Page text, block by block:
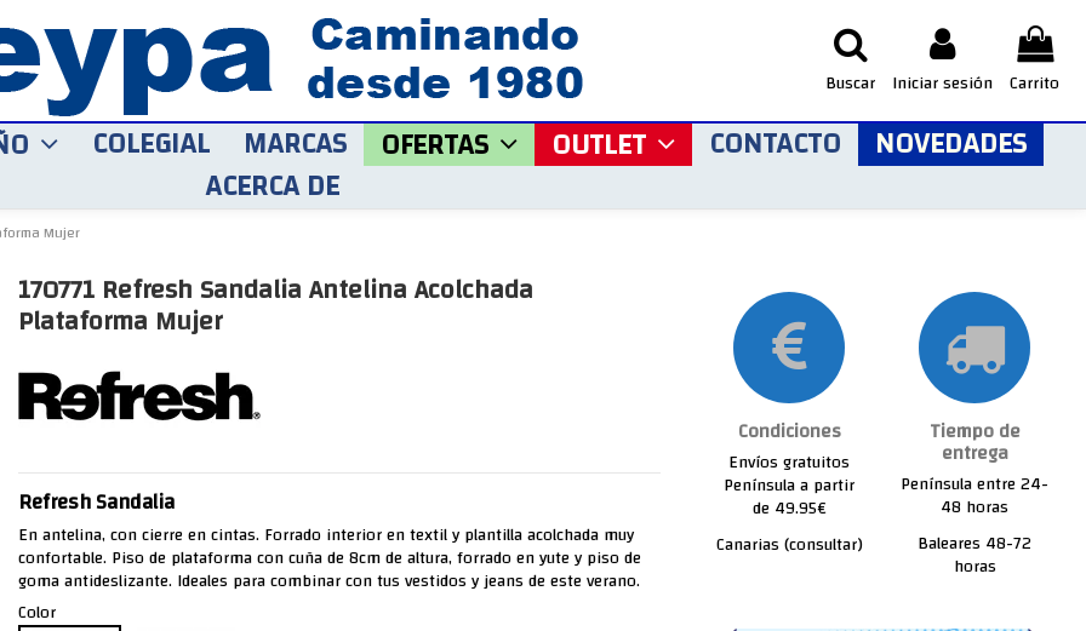
Buscar Iniciar sesión Carrito
COLEGIAL MARCAS OFERTAS OUTLET CONTACTO NOVEDADES
ACERCA DE
Mujer
170771 Refresh Sandalia Antelina Acolchada
Plataforma Mujer
Refresh Sandalia
En antelina, con cierre en cintas. Forrado interior en textil y plantilla acolchada muy
confortable. Piso de plataforma con cuña de 8cm de altura, forrado en yute y piso de
goma antideslizante. Ideales para combinar con tus vestidos y jeans de este verano.
Color
Condiciones
Envíos gratuitos
Península a partir
de 49.95€
Canarias (consultar)
Tiempo de
entrega
Península entre 24-
48 horas
Baleares 48-72
horas